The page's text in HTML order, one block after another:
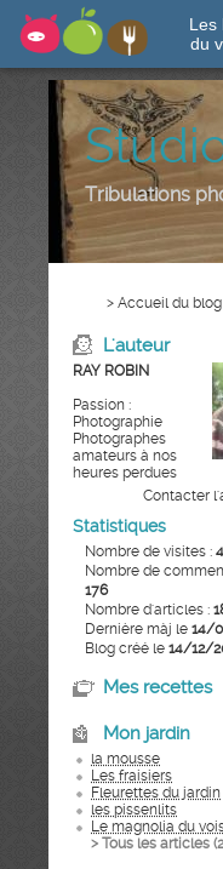
Les
du
Tribulations
> Accueil du blog
L'auteur
RAY ROBIN
Passion :
Photographie
Photographes
amateurs à nos
heures perdues
Contacter
Statistiques
Nombre de visites :
Nombre de
176
Nombre d'articles :
Dernière màj le 14/
Blog créé le 14/12/
Mes recettes
Mon jardin
la mousse
Les fraisiers
Fleurettes du jardin
les pissenlits
Le magnolia du
> Tous les articles (